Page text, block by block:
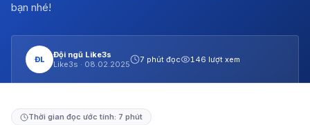
bạn nhé!
ĐL
Đội ngũ Like3s
Like3s · 08.02.2025
7 phút đọc 146 lượt xem
Thời gian đọc ước tính: 7 phút